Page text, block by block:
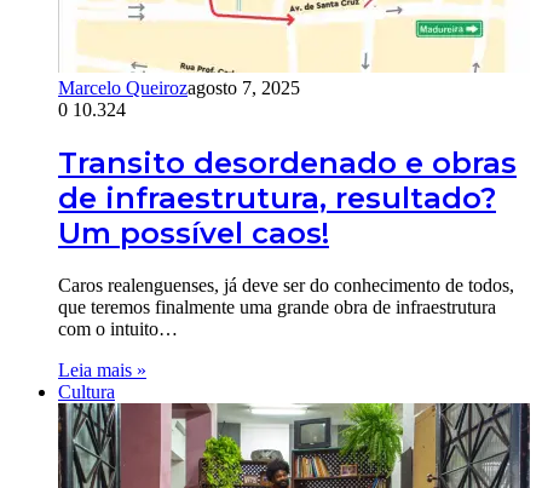
Marcelo Queirozagosto 7, 2025
0 10.324
Transito desordenado e obras
de infraestrutura, resultado?
Um possível caos!
Caros realenguenses, já deve ser do conhecimento de todos,
que teremos finalmente uma grande obra de infraestrutura
com o intuito…
Leia mais »
Cultura